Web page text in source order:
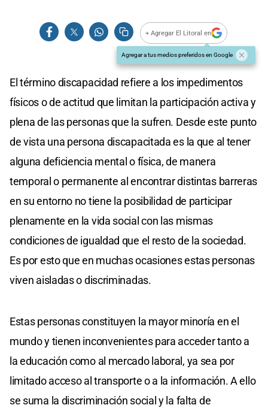
+ Agregar El Litoral en
Agregar a tus medios preferidos en Google
El término discapacidad refiere a los impedimentos
físicos o de actitud que limitan la participación activa y
plena de las personas que la sufren. Desde este punto
de vista una persona discapacitada es la que al tener
alguna deficiencia mental o física, de manera
temporal o permanente al encontrar distintas barreras
en su entorno no tiene la posibilidad de participar
plenamente en la vida social con las mismas
condiciones de igualdad que el resto de la sociedad.
Es por esto que en muchas ocasiones estas personas
viven aisladas o discriminadas.
Estas personas constituyen la mayor minoría en el
mundo y tienen inconvenientes para acceder tanto a
la educación como al mercado laboral, ya sea por
limitado acceso al transporte o a la información. A ello
se suma la discriminación social y la falta de